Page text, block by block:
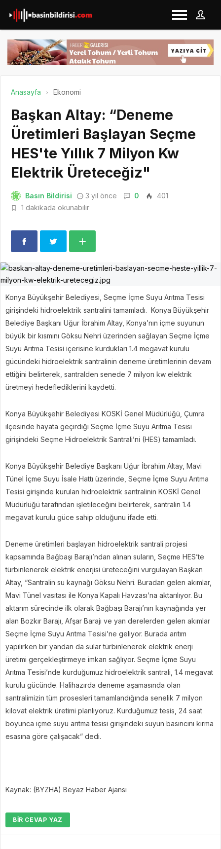
Anasayfa Ekonomi
Başkan Altay: “Deneme
Üretimleri Başlayan Seçme
HES'te Yıllık 7 Milyon Kw
Elektrik Üreteceğiz"
Basın Bildirisi 3 yıl önce 0
401
1 dakikada okunabilir
Konya Büyükşehir Belediyesi, Seçme İçme Suyu Arıtma Tesisi
girişindeki hidroelektrik santralini tamamladı. Konya Büyükşehir
Belediye Başkanı Uğur İbrahim Altay, Konya’nın içme suyunun
büyük bir kısmını Göksu Nehri üzerinden sağlayan Seçme İçme
Suyu Arıtma Tesisi içerisine kurdukları 1.4 megavat kurulu
gücündeki hidroelektrik santralinin deneme üretimlerinin devam
ettiğini belirterek, santralden senede 7 milyon kw elektrik
üretmeyi hedeflediklerini kaydetti.
Konya Büyükşehir Belediyesi KOSKİ Genel Müdürlüğü, Çumra
ilçesinde hayata geçirdiği Seçme İçme Suyu Arıtma Tesisi
girişindeki Seçme Hidroelektrik Santrali’ni (HES) tamamladı.
Konya Büyükşehir Belediye Başkanı Uğur İbrahim Altay, Mavi
Tünel İçme Suyu İsale Hattı üzerinde, Seçme İçme Suyu Arıtma
Tesisi girişinde kurulan hidroelektrik santralinin KOSKİ Genel
Müdürlüğü tarafından işletileceğini belirterek, santralin 1.4
megavat kurulu güce sahip olduğunu ifade etti.
Deneme üretimleri başlayan hidroelektrik santrali projesi
kapsamında Bağbaşı Barajı’ndan alınan suların, Seçme HES’te
türbinlenerek elektrik enerjisi üreteceğini vurgulayan Başkan
Altay, “Santralin su kaynağı Göksu Nehri. Buradan gelen akımlar,
Mavi Tünel vasıtası ile Konya Kapalı Havzası’na aktarılıyor. Bu
aktarım sürecinde ilk olarak Bağbaşı Barajı’nın kaynağında yer
alan Bozkır Barajı, Afşar Barajı ve yan derelerden gelen akımlar
Seçme İçme Suyu Arıtma Tesisi’ne geliyor. Burada arıtım
yapılırken bir yandan da sular türbinlenerek elektrik enerji
üretimi gerçekleştirmeye imkan sağlıyor. Seçme İçme Suyu
Arıtma Tesisi’nde kurduğumuz hidroelektrik santrali, 1.4 megavat
kurulu gücünde. Halihazırda deneme aşamasında olan
santralimizin tüm prosesleri tamamlandığında senelik 7 milyon
kilovat elektrik üretimi planlıyoruz. Kurduğumuz tesis, 24 saat
boyunca içme suyu arıtma tesisi girişindeki suyun basıncını kırma
esasına göre çalışacak” dedi.
Kaynak: (BYZHA) Beyaz Haber Ajansı
BIR CEVAP YAZ